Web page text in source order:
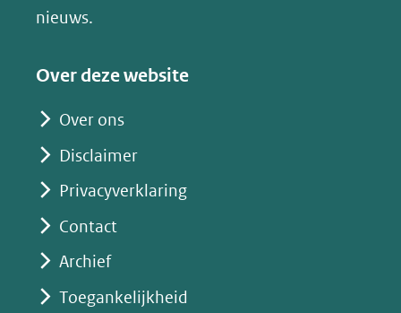
nieuws.
Over deze website
Over ons
Disclaimer
Privacyverklaring
Contact
Archief
Toegankelijkheid